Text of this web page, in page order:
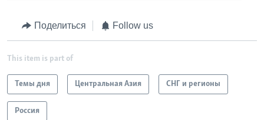
Поделиться Follow us
This item is part of
Темы дня Центральная Азия СНГ и регионы
Россия